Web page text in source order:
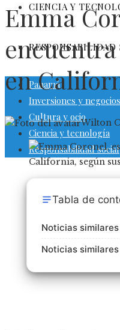
CIENCIA Y
RESPONSABILIDAD
Panamá
Inversiones y negocios
Cultura y ocio
Ciencia y tecnología
Responsabilidad social
Emma
en
Wilton
Tabla de
Noticias similares
Noticias similares